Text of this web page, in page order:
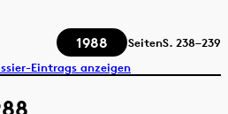
1988 SeitenS. 238–239
Eintrags anzeigen